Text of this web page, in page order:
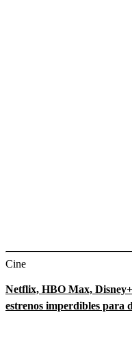
Cine
Netflix, HBO Max,
estrenos imperdibles para